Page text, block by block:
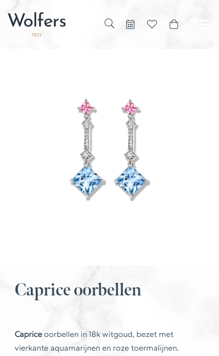
Caprice oorbellen
Caprice oorbellen in 18k witgoud, bezet met
vierkante aquamarijnen en roze toermalijnen.